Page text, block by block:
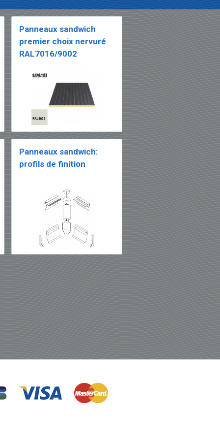
Panneaux sandwich
premier choix nervuré
RAL7016/9002
Panneaux sandwich:
profils de finition